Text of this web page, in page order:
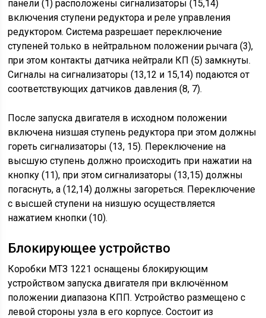
панели (1) расположены сигнализаторы (15,14)
включения ступени редуктора и реле управления
редуктором. Система разрешает переключение
ступеней только в нейтральном положении рычага (3),
при этом контакты датчика нейтрали КП (5) замкнуты.
Сигналы на сигнализаторы (13,12 и 15,14) подаются от
соответствующих датчиков давления (8, 7).
После запуска двигателя в исходном положении
включена низшая ступень редуктора при этом должны
гореть сигнализаторы (13, 15). Переключение на
высшую ступень должно происходить при нажатии на
кнопку (11), при этом сигнализаторы (13,15) должны
погаснуть, а (12,14) должны загореться. Переключение
с высшей ступени на низшую осуществляется
нажатием кнопки (10).
Блокирующее устройство
Коробки МТЗ 1221 оснащены блокирующим
устройством запуска двигателя при включённом
положении диапазона КПП. Устройство размещено с
левой стороны узла в его корпусе. Состоит из